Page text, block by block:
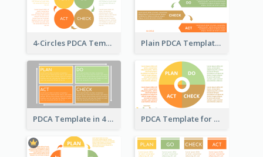
4-Circles PDCA Template Plain PDCA Template
PDCA Template in 4 Quadrants PDCA Template for Business